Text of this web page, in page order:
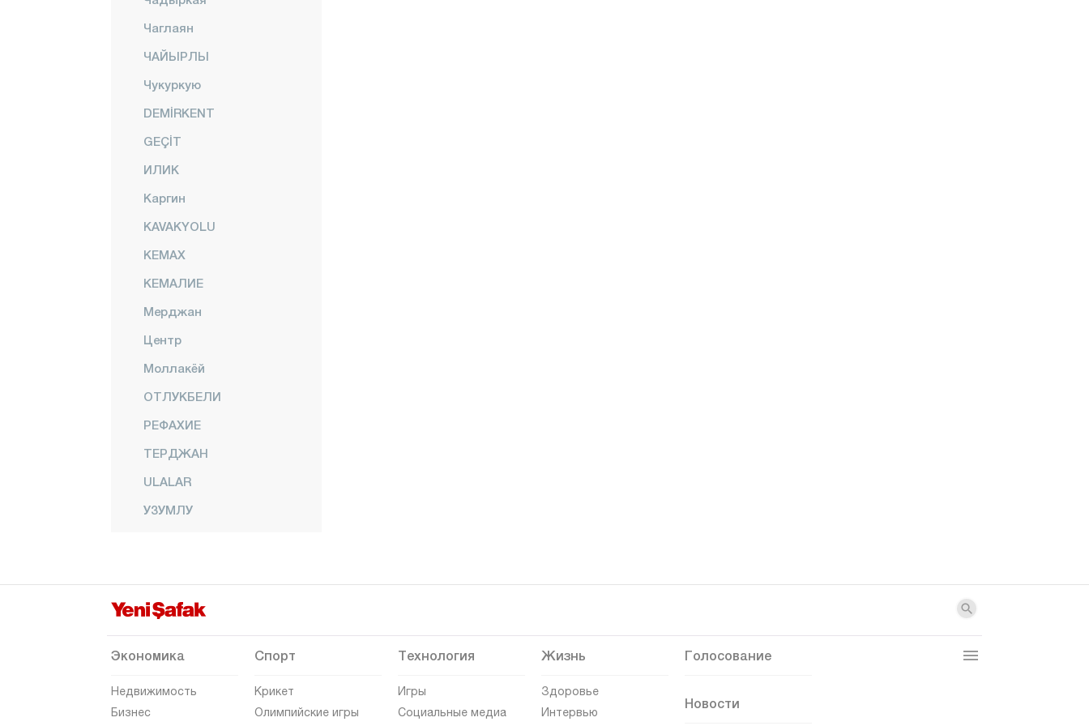
Чаглаян
ЧАЙЫРЛЫ
Чукуркую
DEMİRKENT
GEÇİT
ИЛИК
Каргин
KAVAKYOLU
КЕМАХ
КЕМАЛИЕ
Мерджан
Центр
Моллакёй
ОТЛУКБЕЛИ
РЕФАХИЕ
ТЕРДЖАН
ULALAR
УЗУМЛУ
Эрзурум
Эскишехир
Гиресун
Экономика
Недвижимость
Бизнес
Спорт
Крикет
Олимпийские игры
Технология
Игры
Социальные медиа
Жизнь
Здоровье
Интервью
Голосование
Новости